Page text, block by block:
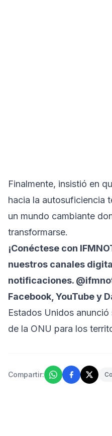
Finalmente, insistió en
hacia la autosuficiencia
un mundo cambiante
transformarse.
¡Conéctese con
nuestros canales
notificaciones.
Facebook, YouTube y
Estados Unidos
de la ONU para los
Compartir: